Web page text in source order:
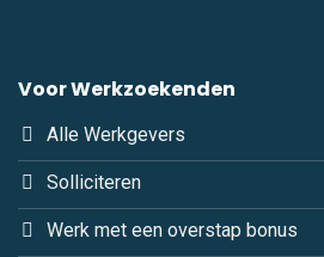
Voor Werkzoekenden
Alle Werkgevers
Solliciteren
Werk met een overstap bonus